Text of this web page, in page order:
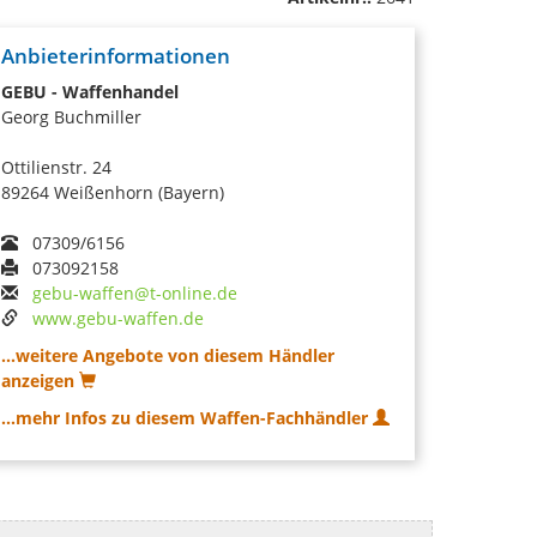
Anbieterinformationen
GEBU - Waffenhandel
Georg Buchmiller
Ottilienstr. 24
89264 Weißenhorn (Bayern)
07309/6156
073092158
gebu-waffen@t-online.de
www.gebu-waffen.de
...weitere Angebote von diesem Händler
anzeigen
...mehr Infos zu diesem Waffen-Fachhändler